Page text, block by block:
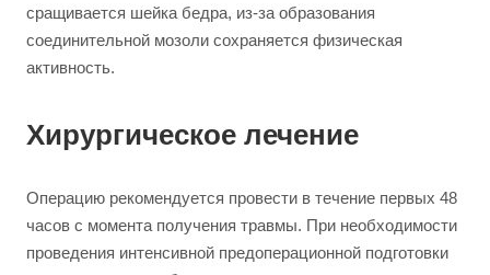
сращивается шейка бедра, из-за образования
соединительной мозоли сохраняется физическая
активность.
Хирургическое лечение
Операцию рекомендуется провести в течение первых 48
часов с момента получения травмы. При необходимости
проведения интенсивной предоперационной подготовки